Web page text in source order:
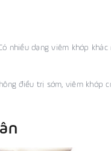
nhiều dạng viêm khớp khác
điều trị sớm, viêm khớp